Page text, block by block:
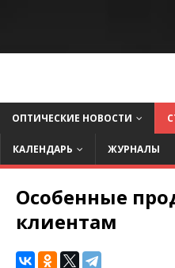
ОПТИЧЕСКИЕ НОВОСТИ
КАЛЕНДАРЬ ЖУРНАЛЫ
Особенные
клиентам